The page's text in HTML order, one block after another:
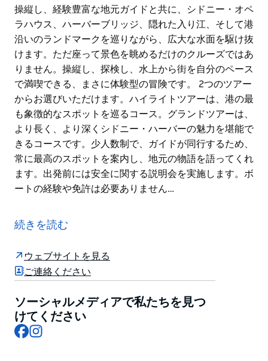
操縦し、経験豊富な地元ガイドと共に、シドニー・オペ
ラハウス、ハーバーブリッジ、隠れた入り江、そして港
沿いのランドマークを巡りながら、広大な水面を駆け抜
けます。ただ座って景色を眺めるだけのクルーズではあ
りません。操縦し、探検し、水上から街を自分のペース
で満喫できる、まさに体験型の冒険です。 2つのツアー
からお選びいただけます。ハイライトツアーは、港の最
も象徴的なスポットを巡るコース。グランドツアーは、
より長く、より深くシドニー・ハーバーの魅力を堪能で
きるコースです。少人数制で、ガイドが同行するため、
常に最高のスポットを案内し、地元の物語を語ってくれ
ます。出発前には安全に関する説明会を実施します。ボ
ートの経験や免許は必要ありません…
Harbour」は、世界で最も美しい港の一つを、ご自身の
スピードボートのハンドルを握って眺めるという、他に
ドライブ・ガイドツアーでは、機敏な2人乗りボートを
操縦し、経験豊富な地元ガイドと共に、シドニー・オペ
沿いのランドマークを巡りながら、広大な水面を駆け抜
けます。ただ座って景色を眺めるだけのクルーズではあ
りません。操縦し、探検し、水上から街を自分のペース
続きを読む
ウェブサイトを見る
ご連絡ください
ソーシャルメディアで私たちを見つ
けてください
Facebook